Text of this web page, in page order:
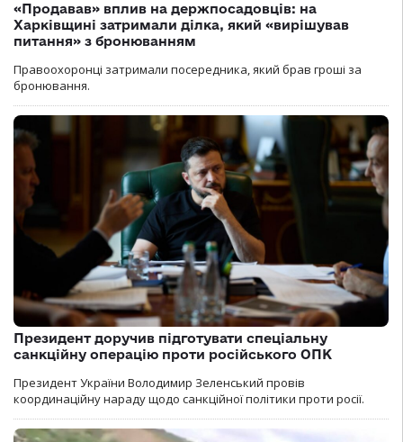
«Продавав» вплив на держпосадовців: на
Харківщині затримали ділка, який «вирішував
питання» з бронюванням
Правоохоронці затримали посередника, який брав гроші за
бронювання.
Президент доручив підготувати спеціальну
санкційну операцію проти російського ОПК
Президент України Володимир Зеленський провів
координаційну нараду щодо санкційної політики проти росії.